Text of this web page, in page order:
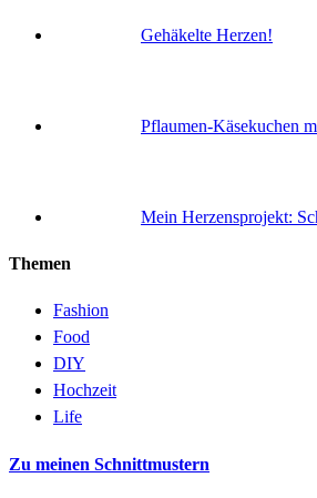
Gehäkelte Herzen!
Pflaumen-Käsekuchen
Mein Herzensprojekt:
Themen
Fashion
Food
DIY
Hochzeit
Life
Zu meinen Schnittmustern